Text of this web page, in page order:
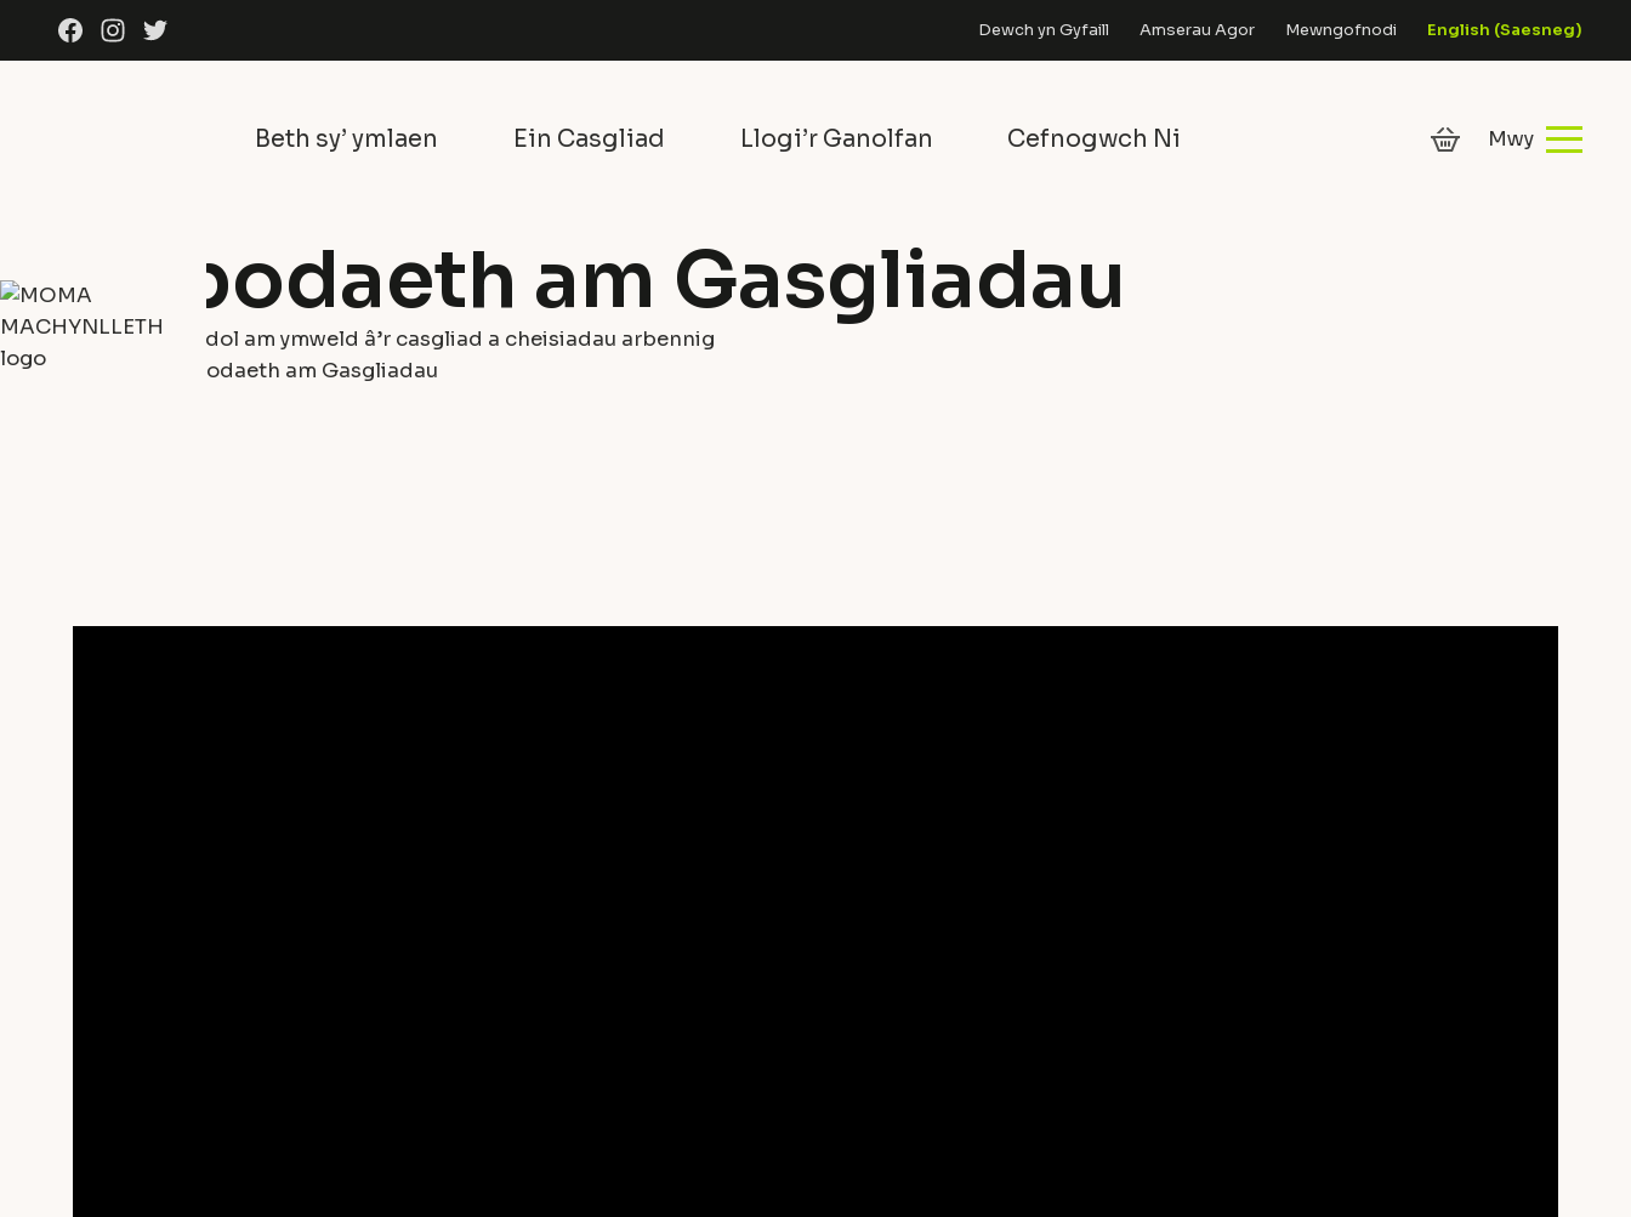
Skip to content
FacebookInstagram
Twitter Dewch yn Gyfaill Amserau Agor Mewngofnodi English (Saesneg)
Beth sy’ ymlaen Ein Casgliad Llogi’r Ganolfan Cefnogwch Ni
Gwybodaeth am Gasgliadau
Gwybodaeth allweddol am ymweld â’r casgliad a cheisiadau arbennig
Gweithiau celf
Gwybodaeth am Gasgliadau